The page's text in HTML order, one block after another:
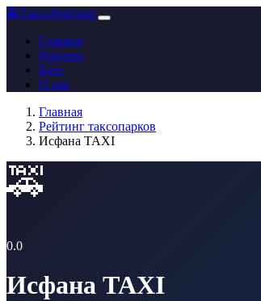
🚕ТаксоРейтинг
Главная
Рейтинг
Блог
О нас
Главная
Рейтинг таксопарков
Исфана TAXI
🚕
0.0
Исфана TAXI